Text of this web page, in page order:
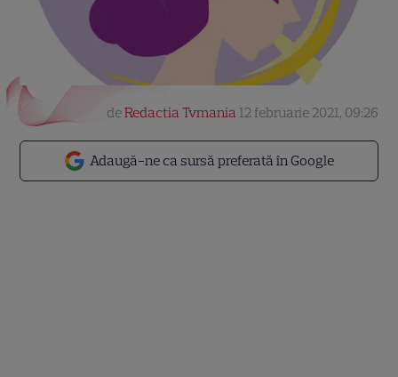
Adaugă-ne ca sursă preferată în Google
deRedactia Tvmania 12 februarie 2021, 09:26